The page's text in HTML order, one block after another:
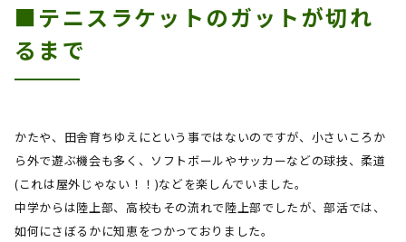
■テニスラケットのガットが切れ
るまで
かたや、田舎育ちゆえにという事ではないのですが、小さいころか
ら外で遊ぶ機会も多く、ソフトボールやサッカーなどの球技、柔道
(これは屋外じゃない！！ )などを楽しんでいました。
中学からは陸上部、高校もその流れで陸上部でしたが、部活では、
如何にさぼるかに知恵をつかっておりました。